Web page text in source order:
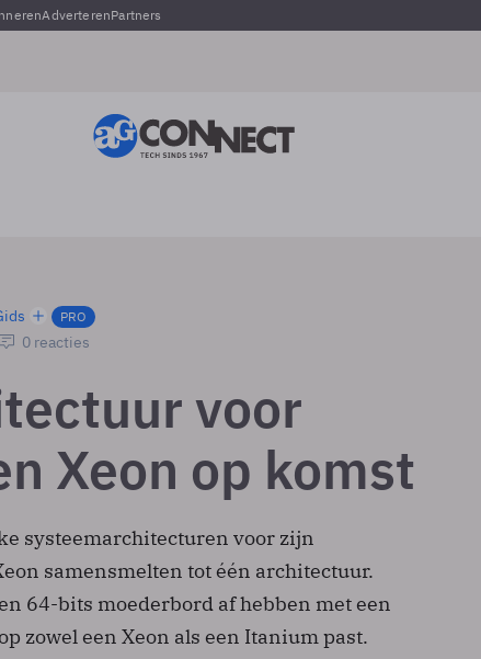
AdverterenPartners
PRO
0 reacties
voor
Xeon op komst
systeemarchitecturen voor zijn
samensmelten tot één architectuur.
64-bits moederbord af hebben met een
zowel een Xeon als een Itanium past.